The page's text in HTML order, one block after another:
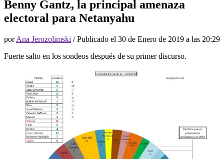
Benny Gantz, la principal amenaza
electoral para Netanyahu
porAna Jerozolimski / Publicado el 30 de Enero de 2019 a las 20:29
Fuerte salto en los sondeos después de su primer discurso.